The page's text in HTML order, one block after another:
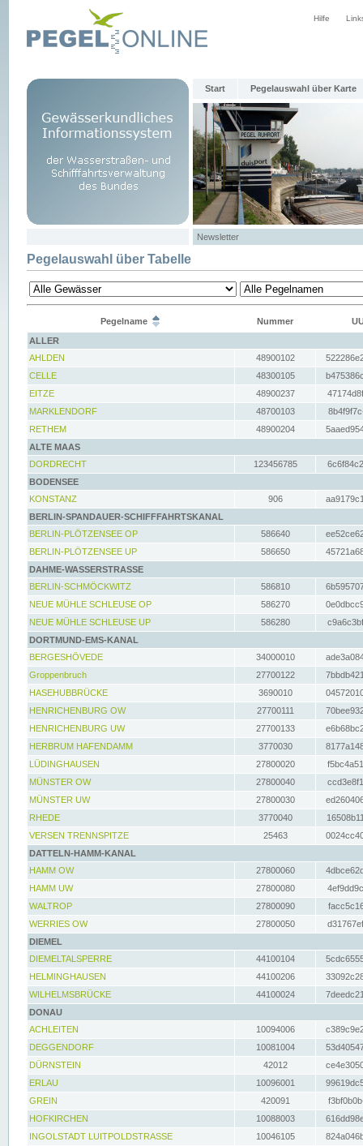
Hilfe
Start Pegelauswahl über Karte
Newsletter
Pegelauswahl über Tabelle
Pegelname Nummer
ALLER
AHLDEN
48900102
CELLE
48300105
EITZE
48900237
MARKLENDORF
48700103
RETHEM
48900204
ALTE MAAS
DORDRECHT
123456785
BODENSEE
KONSTANZ
906
BERLIN-SPANDAUER-SCHIFFFAHRTSKANAL
BERLIN-PLÖTZENSEE OP
586640
BERLIN-PLÖTZENSEE UP
586650
DAHME-WASSERSTRASSE
BERLIN-SCHMÖCKWITZ
586810
NEUE MÜHLE SCHLEUSE OP
586270
NEUE MÜHLE SCHLEUSE UP
586280
DORTMUND-EMS-KANAL
BERGESHÖVEDE
34000010
Groppenbruch
27700122
HASEHUBBRÜCKE
3690010
HENRICHENBURG OW
27700111
HENRICHENBURG UW
27700133
HERBRUM HAFENDAMM
3770030
LÜDINGHAUSEN
27800020
MÜNSTER OW
27800040
MÜNSTER UW
27800030
RHEDE
3770040
VERSEN TRENNSPITZE
25463
DATTELN-HAMM-KANAL
HAMM OW
27800060
HAMM UW
27800080
WALTROP
27800090
WERRIES OW
27800050
DIEMEL
DIEMELTALSPERRE
44100104
HELMINGHAUSEN
44100206
WILHELMSBRÜCKE
44100024
DONAU
ACHLEITEN
10094006
DEGGENDORF
10081004
DÜRNSTEIN
42012
ERLAU
10096001
GREIN
420091
HOFKIRCHEN
10088003
INGOLSTADT LUITPOLDSTRASSE
10046105